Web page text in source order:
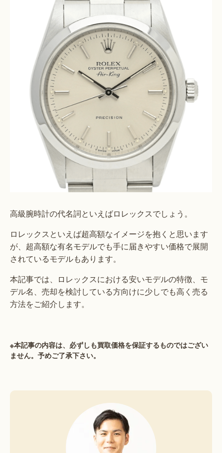
高級腕時計の代名詞といえばロレックスでしょう。
ロレックスといえば超高額なイメージを抱くと思います
が、超高額な有名モデルでも手に届きやすい価格で展開
されているモデルもあります。
本記事では、ロレックスにおける安いモデルの特徴、モ
デル名、売却を検討している方向けに少しでも高く売る
方法をご紹介します。
※本記事の内容は、必ずしも買取価格を保証するものではござい
ません。予めご了承下さい。